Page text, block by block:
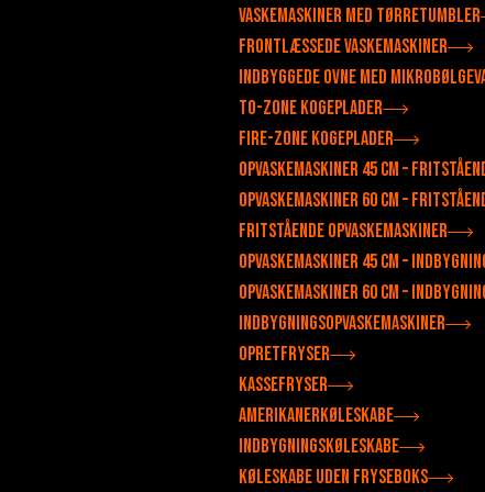
Vaskemaskiner med tørretumbler
Frontlæssede vaskemaskiner
Indbyggede ovne med
To-zone kogeplader
Fire-zone kogeplader
Opvaskemaskiner 45 cm –
Opvaskemaskiner 60 cm –
Fritstående opvaskemaskiner
Opvaskemaskiner 45 cm –
Opvaskemaskiner 60 cm –
Indbygningsopvaskemaskiner
Opretfryser
Kassefryser
Amerikanerkøleskabe
Indbygningskøleskabe
Køleskabe uden fryseboks